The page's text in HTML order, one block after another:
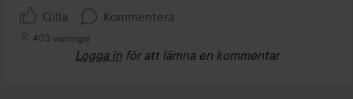
Gilla Kommentera
403 visningar
Logga in för att lämna en kommentar